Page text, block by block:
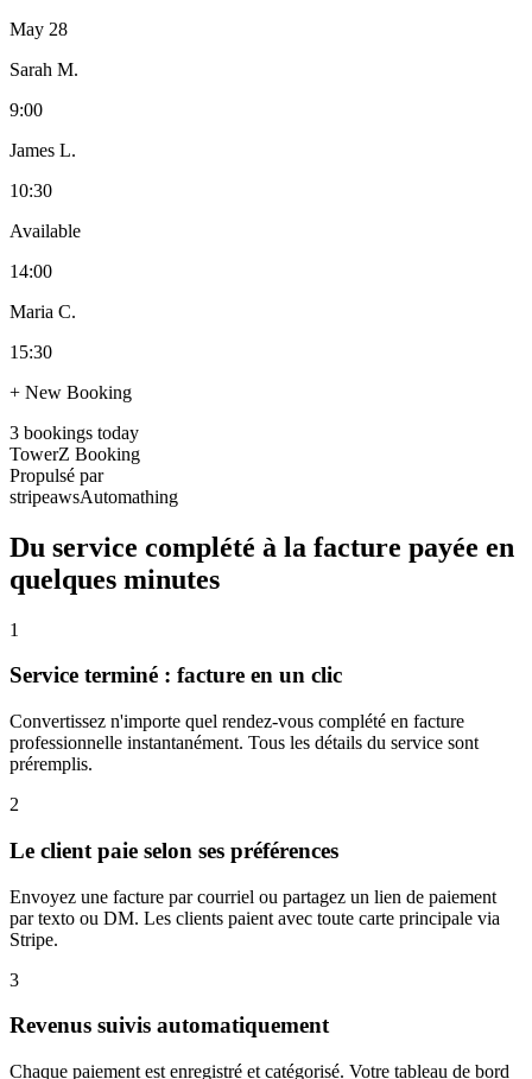
May 28
Sarah M.
9:00
James L.
10:30
Available
14:00
Maria C.
15:30
+ New Booking
3 bookings today
TowerZ Booking
Propulsé par
stripeawsAutomathing
Du service complété à la facture payée en
quelques minutes
1
Service terminé : facture en un clic
Convertissez n'importe quel rendez-vous complété en facture
professionnelle instantanément. Tous les détails du service sont
préremplis.
2
Le client paie selon ses préférences
Envoyez une facture par courriel ou partagez un lien de paiement
par texto ou DM. Les clients paient avec toute carte principale via
Stripe.
3
Revenus suivis automatiquement
Chaque paiement est enregistré et catégorisé. Votre tableau de bord